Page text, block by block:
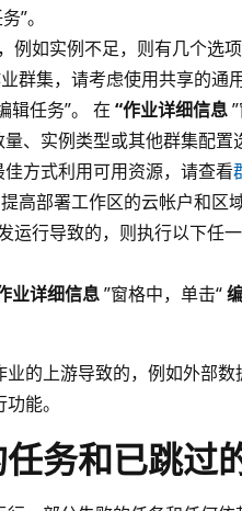
”。
例如实例不足，则有几个选项
群集，请考虑使用共享的通用
辑任务”。 在 “作业详细信息
、实例类型或其他群集配置
方式利用可用资源，请查看
高部署工作区的云帐户和区
运行导致的，则执行以下任一
业详细信息”窗格中，单击“
的上游导致的，例如外部
能。
务和已跳过